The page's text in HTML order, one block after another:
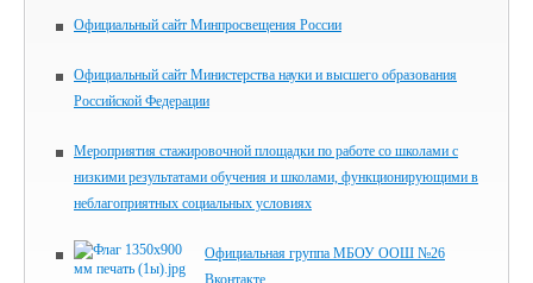
Официальный сайт Минпросвещения России
Официальный сайт Министерства науки и высшего образования
Российской Федерации
Мероприятия стажировочной площадки по работе со школами с
низкими результатами обучения и школами, функционирующими в
неблагоприятных социальных условиях
Официальная группа МБОУ ООШ №26
Вконтакте